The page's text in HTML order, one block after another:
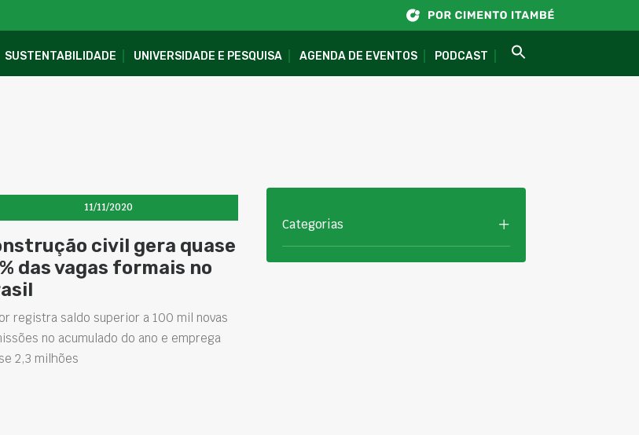
SUSTENTABILIDADE UNIVERSIDADE E PESQUISA AGENDA DE EVENTOS PODCAST
11/11/2020
civil gera quase
das vagas formais no
registra saldo superior a 100 mil novas
no acumulado do ano e emprega
2,3 milhões
Categorias